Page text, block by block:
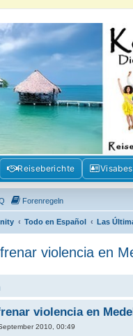
- Das grosse
Politik, Geschichte und Visum in
Reiseberichte
Forenregeln
Todo en Español Las
violencia en
violencia en
2010, 00:49